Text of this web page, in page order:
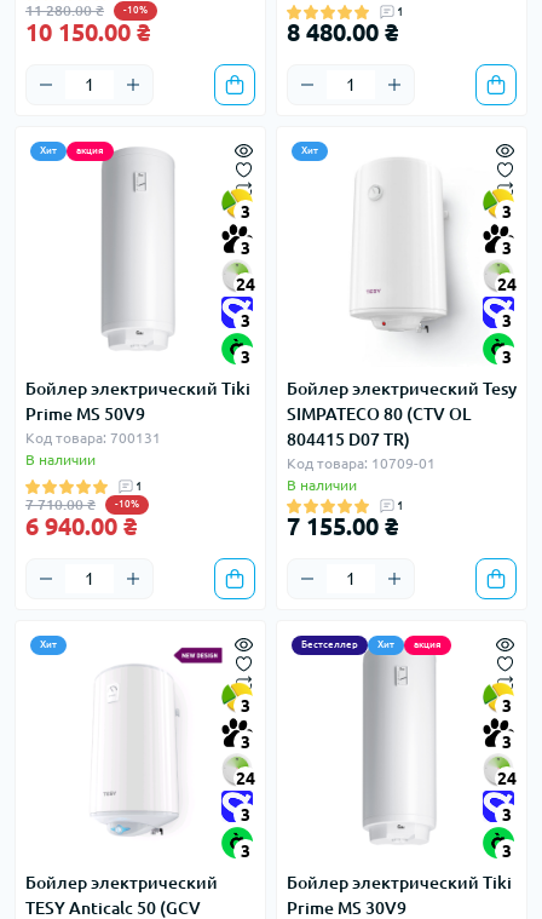
11 280.00 ₴ -10%
10 150.00 ₴
1
8 480.00 ₴
Хит акция
3
3
24
3
3
Бойлер электрический Tiki
Prime MS 50V9
Код товара: 700131
В наличии
1
7 710.00 ₴ -10%
6 940.00 ₴
Хит
3
3
24
3
3
Бойлер электрический Tesy
SIMPATECO 80 (CTV OL
804415 D07 TR)
Код товара: 10709-01
В наличии
1
7 155.00 ₴
Хит
3
3
24
3
3
Бойлер электрический
TESY Anticalc 50 (GCV
Бестселлер Хит акция
3
3
24
3
3
Бойлер электрический Tiki
Prime MS 30V9